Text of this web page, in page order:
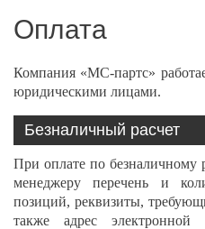
Оплата
Компания «МС-партс»
юридическими лицами.
Безналичный расчет
При оплате по безналичному
менеджеру перечень и
позиций, реквизиты,
также адрес